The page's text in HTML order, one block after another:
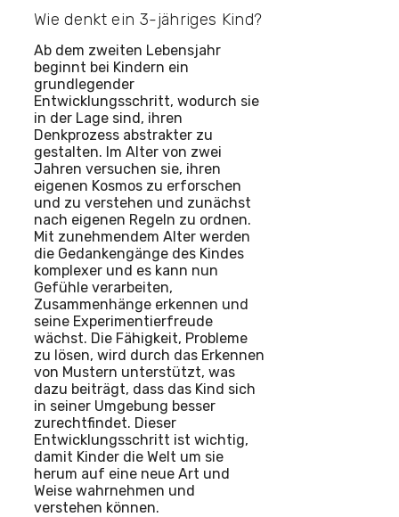
Wie denkt ein 3-jähriges Kind?
Ab dem zweiten Lebensjahr
beginnt bei Kindern ein
grundlegender
Entwicklungsschritt, wodurch sie
in der Lage sind, ihren
Denkprozess abstrakter zu
gestalten. Im Alter von zwei
Jahren versuchen sie, ihren
eigenen Kosmos zu erforschen
und zu verstehen und zunächst
nach eigenen Regeln zu ordnen.
Mit zunehmendem Alter werden
die Gedankengänge des Kindes
komplexer und es kann nun
Gefühle verarbeiten,
Zusammenhänge erkennen und
seine Experimentierfreude
wächst. Die Fähigkeit, Probleme
zu lösen, wird durch das Erkennen
von Mustern unterstützt, was
dazu beiträgt, dass das Kind sich
in seiner Umgebung besser
zurechtfindet. Dieser
Entwicklungsschritt ist wichtig,
damit Kinder die Welt um sie
herum auf eine neue Art und
Weise wahrnehmen und
verstehen können.